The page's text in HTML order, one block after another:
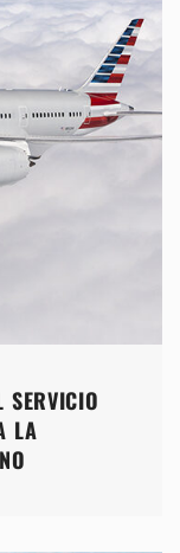
SERVICIO
LA